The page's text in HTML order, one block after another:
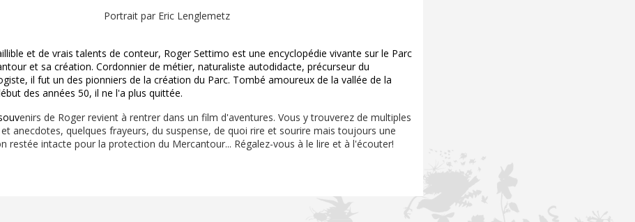
Portrait par Eric Lenglemetz
et de vrais talents de conteur, Roger Settimo est une encyclopédie vivante sur le Parc
et sa création. Cordonnier de métier, naturaliste autodidacte, précurseur du
il fut un des pionniers de la création du Parc. Tombé amoureux de la vallée de la
des années 50, il ne l'a plus quittée.
enirs de Roger revient à rentrer dans un film d'aventures. Vous y trouverez de multiples
anecdotes, quelques frayeurs, du suspense, de quoi rire et sourire mais toujours une
restée intacte pour la protection du Mercantour... Régalez-vous à le lire et à l'écouter!